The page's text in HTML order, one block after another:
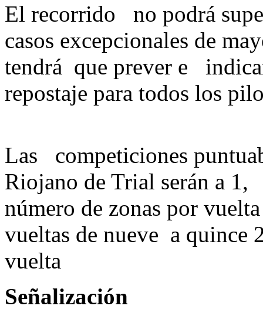
El recorrido no podrá
casos excepcionales de
tendrá que prever e
repostaje para
Las competiciones
Riojano de Trial serán a
número de zonas por
vueltas de nueve a quince
vuelta
Señalización